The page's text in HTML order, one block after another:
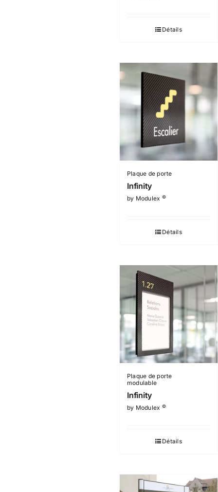
Détails
Plaque de porte
Infinity
by Modulex ©
Détails
Plaque de porte
modulable
Infinity
by Modulex ©
Détails